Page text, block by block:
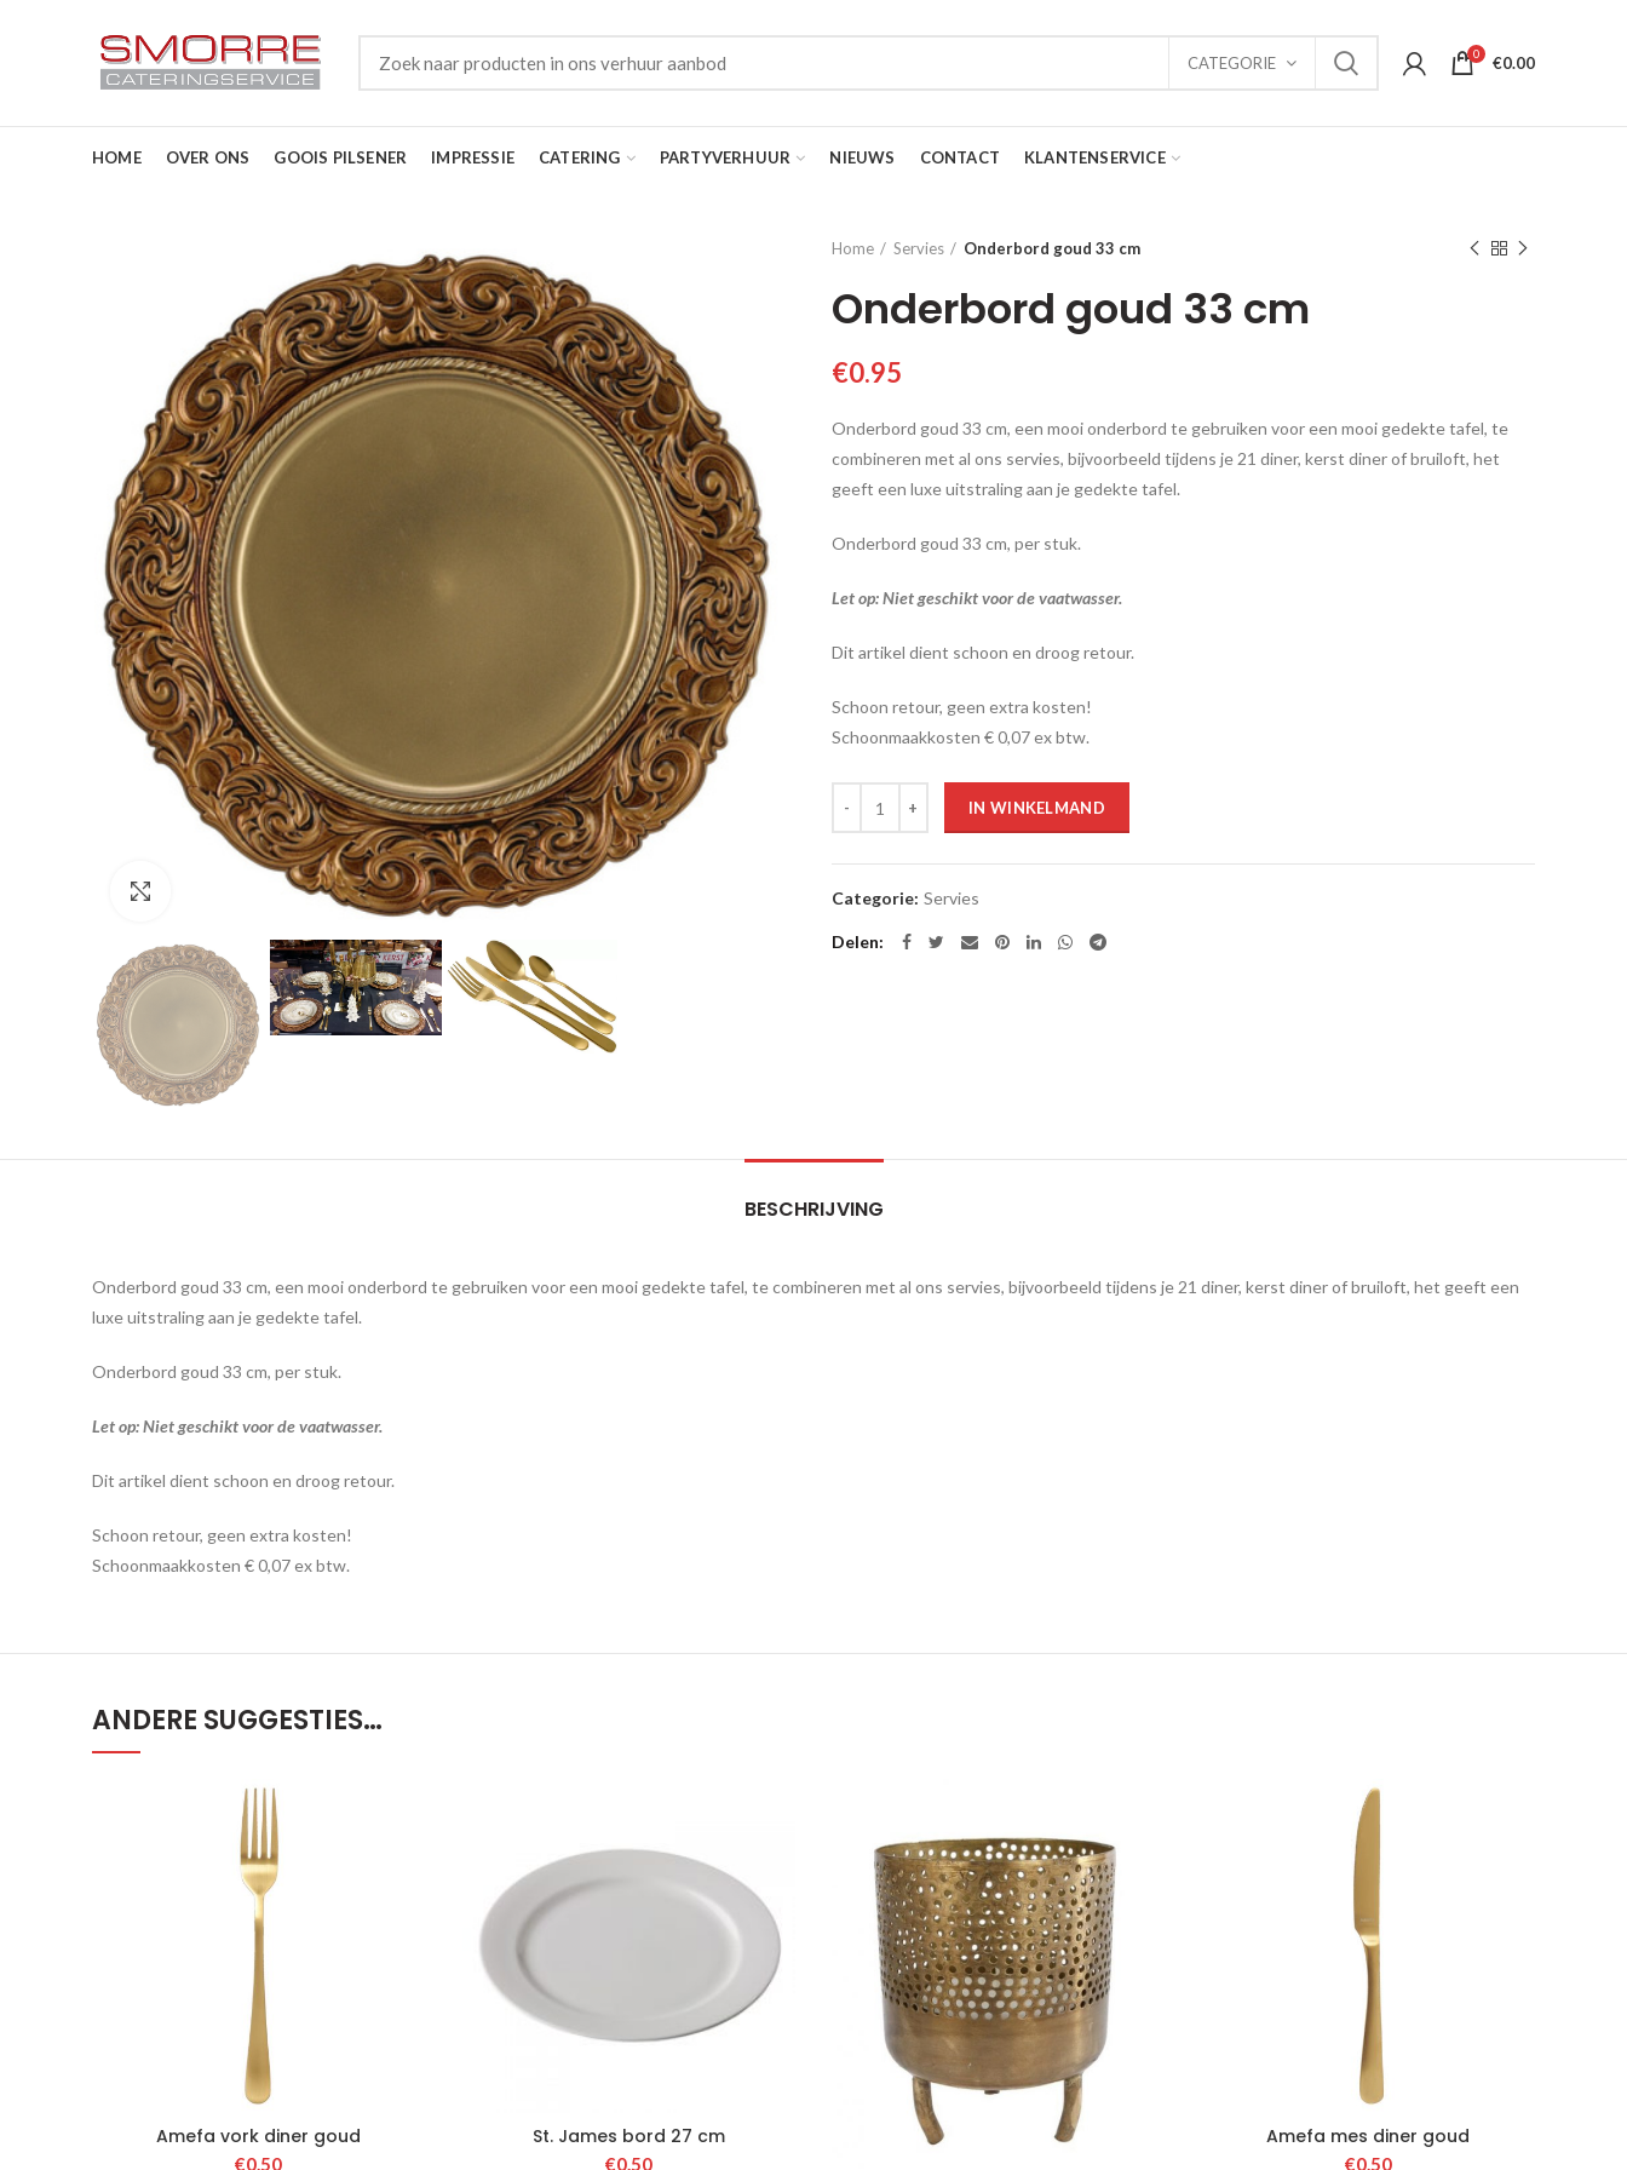
CATEGORIE 0 €0.00
HOME OVER ONS GOOIS PILSENER IMPRESSIE CATERING PARTYVERHUUR NIEUWS CONTACT KLANTENSERVICE
Click to enlarge
Home Servies Onderbord goud 33 cm
Onderbord goud 33 cm
€0.95
Onderbord goud 33 cm, een mooi onderbord te gebruiken voor een mooi gedekte tafel, te
combineren met al ons servies, bijvoorbeeld tijdens je 21 diner, kerst diner of bruiloft, het
geeft een luxe uitstraling aan je gedekte tafel.
Onderbord goud 33 cm, per stuk.
Let op: Niet geschikt voor de vaatwasser.
Dit artikel dient schoon en droog retour.
Schoon retour, geen extra kosten!
Schoonmaakkosten € 0,07 ex btw.
IN WINKELMAND
Categorie: Servies
Delen
BESCHRIJVING
Onderbord goud 33 cm, een mooi onderbord te gebruiken voor een mooi gedekte tafel, te combineren met al ons servies, bijvoorbeeld tijdens je 21 diner, kerst diner of bruiloft, het geeft een
luxe uitstraling aan je gedekte tafel.
Onderbord goud 33 cm, per stuk.
Let op: Niet geschikt voor de vaatwasser.
Dit artikel dient schoon en droog retour.
Schoon retour, geen extra kosten!
Schoonmaakkosten € 0,07 ex btw.
ANDERE SUGGESTIES…
Amefa vork diner goud
€0.50
St. James bord 27 cm
€0.50
Amefa mes diner goud
€0.50